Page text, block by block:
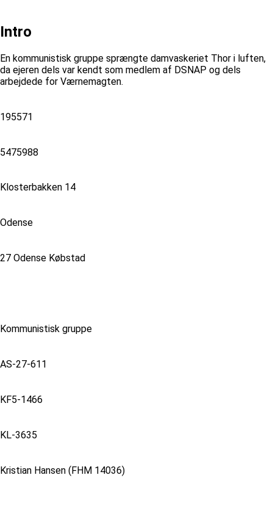
Intro
En kommunistisk gruppe sprængte damvaskeriet Thor i luften,
da ejeren dels var kendt som medlem af DSNAP og dels
arbejdede for Værnemagten.
195571
5475988
Klosterbakken 14
Odense
27 Odense Købstad
Kommunistisk gruppe
AS-27-611
KF5-1466
KL-3635
Kristian Hansen (FHM 14036)